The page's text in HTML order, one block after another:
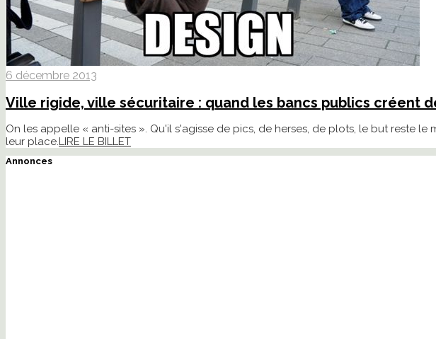
6 décembre 2013
Ville rigide, ville sécuritaire : quand les bancs publics créent
On les appelle « anti-sites ». Qu'il s'agisse de pics, de herses, de plots, le but reste
leur place.LIRE LE BILLET
Annonces